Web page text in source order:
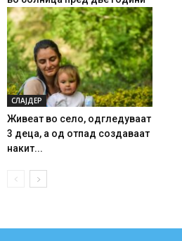
СЛАЈДЕР
Живеат во село, одгледуваат
3 деца, а од отпад создаваат
накит...